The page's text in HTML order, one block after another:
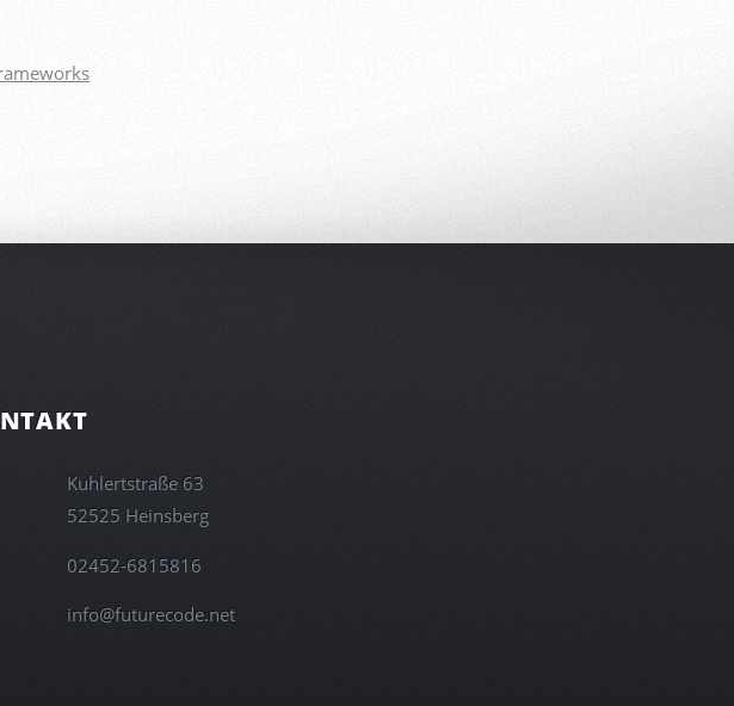
36 eßartstrelhuK
grebsnieH 52525
6185186-25420
ten.edocerutuf@ofni